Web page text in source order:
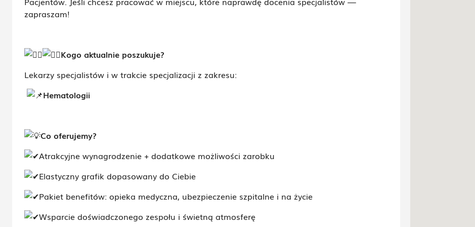
zapraszam!
Kogo aktualnie poszukuje?
Lekarzy specjalistów i w trakcie specjalizacji z zakresu:
Hematologii
Co oferujemy?
Atrakcyjne wynagrodzenie + dodatkowe możliwości zarobku
Elastyczny grafik dopasowany do Ciebie
Pakiet benefitów: opieka medyczna, ubezpieczenie szpitalne i na życie
Wsparcie doświadczonego zespołu i świetną atmosferę